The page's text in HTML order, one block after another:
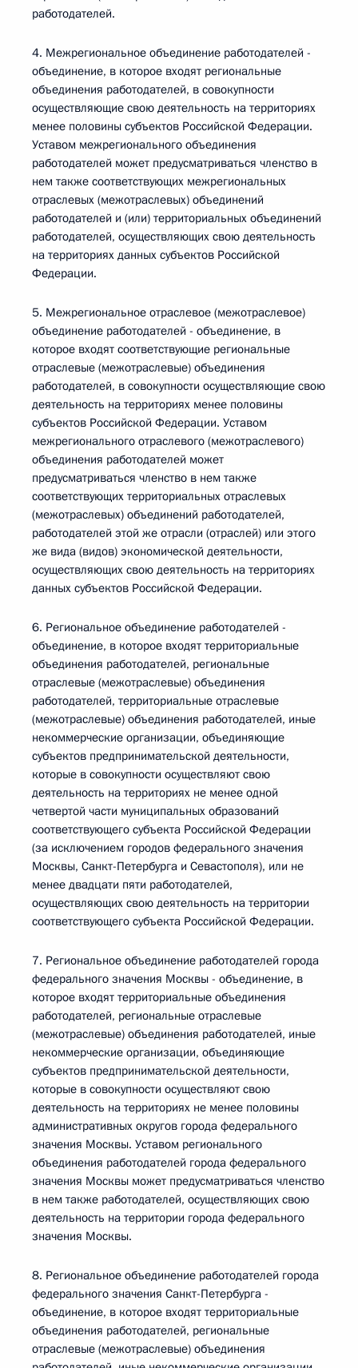
работодателей.
4. Межрегиональное объединение работодателей -
объединение, в которое входят региональные
объединения работодателей, в совокупности
осуществляющие свою деятельность на территориях
менее половины субъектов Российской Федерации.
Уставом межрегионального объединения
работодателей может предусматриваться членство в
нем также соответствующих межрегиональных
отраслевых (межотраслевых) объединений
работодателей и (или) территориальных объединений
работодателей, осуществляющих свою деятельность
на территориях данных субъектов Российской
Федерации.
5. Межрегиональное отраслевое (межотраслевое)
объединение работодателей - объединение, в
которое входят соответствующие региональные
отраслевые (межотраслевые) объединения
работодателей, в совокупности осуществляющие свою
деятельность на территориях менее половины
субъектов Российской Федерации. Уставом
межрегионального отраслевого (межотраслевого)
объединения работодателей может
предусматриваться членство в нем также
соответствующих территориальных отраслевых
(межотраслевых) объединений работодателей,
работодателей этой же отрасли (отраслей) или этого
же вида (видов) экономической деятельности,
осуществляющих свою деятельность на территориях
данных субъектов Российской Федерации.
6. Региональное объединение работодателей -
объединение, в которое входят территориальные
объединения работодателей, региональные
отраслевые (межотраслевые) объединения
работодателей, территориальные отраслевые
(межотраслевые) объединения работодателей, иные
некоммерческие организации, объединяющие
субъектов предпринимательской деятельности,
которые в совокупности осуществляют свою
деятельность на территориях не менее одной
четвертой части муниципальных образований
соответствующего субъекта Российской Федерации
(за исключением городов федерального значения
Москвы, Санкт-Петербурга и Севастополя), или не
менее двадцати пяти работодателей,
осуществляющих свою деятельность на территории
соответствующего субъекта Российской Федерации.
7. Региональное объединение работодателей города
федерального значения Москвы - объединение, в
которое входят территориальные объединения
работодателей, региональные отраслевые
(межотраслевые) объединения работодателей, иные
некоммерческие организации, объединяющие
субъектов предпринимательской деятельности,
которые в совокупности осуществляют свою
деятельность на территориях не менее половины
административных округов города федерального
значения Москвы. Уставом регионального
объединения работодателей города федерального
значения Москвы может предусматриваться членство
в нем также работодателей, осуществляющих свою
деятельность на территории города федерального
значения Москвы.
8. Региональное объединение работодателей города
федерального значения Санкт-Петербурга -
объединение, в которое входят территориальные
объединения работодателей, региональные
отраслевые (межотраслевые) объединения